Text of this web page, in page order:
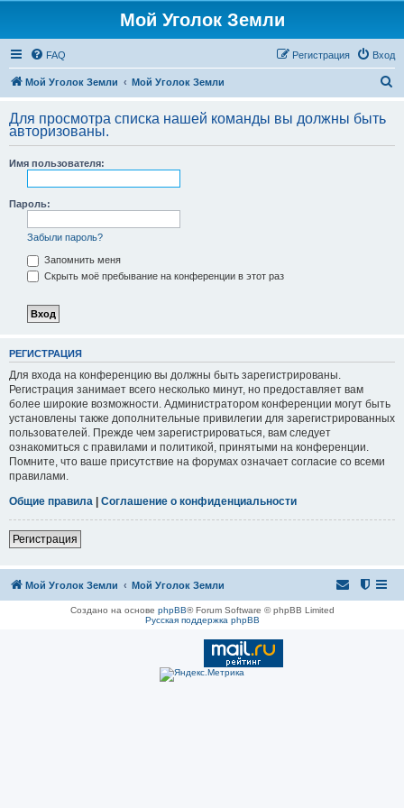
Мой Уголок Земли
FAQ Вход
Регистрация
Мой Уголок Земли Мой Уголок Земли
с
Для просмотра списка нашей команды вы должны быть
авторизованы.
Имя пользователя:
Пароль:
Забыли пароль?
Запомнить меня
Скрыть моё пребывание на конференции в этот раз
РЕГИСТРАЦИЯ
Для входа на конференцию вы должны быть зарегистрированы.
Регистрация занимает всего несколько минут, но предоставляет вам
более широкие возможности. Администратором конференции могут быть
установлены также дополнительные привилегии для зарегистрированных
пользователей. Прежде чем зарегистрироваться, вам следует
ознакомиться с правилами и политикой, принятыми на конференции.
Помните, что ваше присутствие на форумах означает согласие со всеми
правилами.
Общие правила | Соглашение о конфиденциальности
Регистрация
Мой Уголок Земли Мой Уголок Земли
Создано на основе phpBB® Forum Software © phpBB Limited
Русская поддержка phpBB